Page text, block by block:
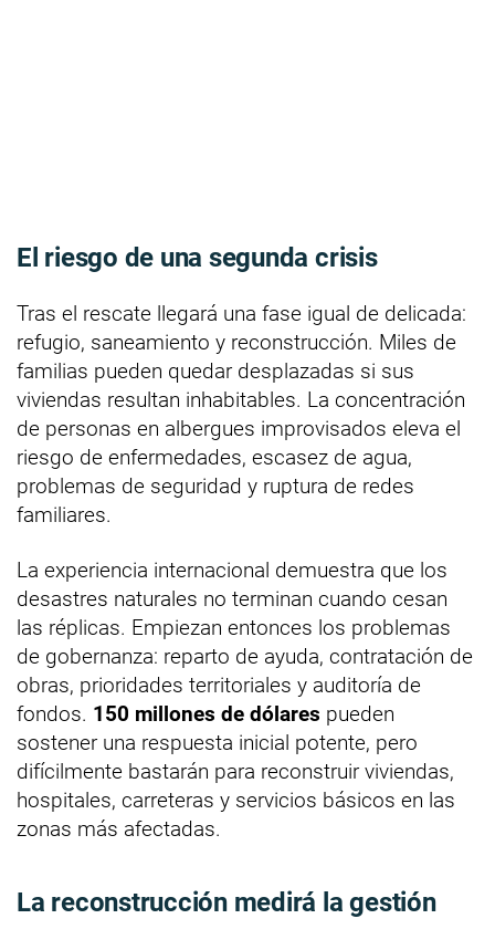
El riesgo de una segunda crisis
Tras el rescate llegará una fase igual de delicada:
refugio, saneamiento y reconstrucción. Miles de
familias pueden quedar desplazadas si sus
viviendas resultan inhabitables. La concentración
de personas en albergues improvisados eleva el
riesgo de enfermedades, escasez de agua,
problemas de seguridad y ruptura de redes
familiares.
La experiencia internacional demuestra que los
desastres naturales no terminan cuando cesan
las réplicas. Empiezan entonces los problemas
de gobernanza: reparto de ayuda, contratación de
obras, prioridades territoriales y auditoría de
fondos. 150 millones de dólares pueden
sostener una respuesta inicial potente, pero
difícilmente bastarán para reconstruir viviendas,
hospitales, carreteras y servicios básicos en las
zonas más afectadas.
La reconstrucción medirá la gestión